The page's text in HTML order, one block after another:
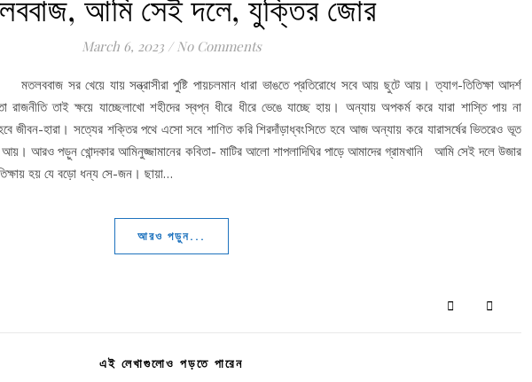
March 6, 2023 / No Comments
মতলববাজ সর খেয়ে যায় সন্ত্রাসীরা পুষ্টি পায়চলমান ধারা ভাঙতে প্রতিরোধে সবে আয় ছুটে আয়। ত্যাগ-তিতিক্ষা আদর্শ
রাজনীতি তাই ক্ষয়ে যাচ্ছেলাখো শহীদের স্বপ্ন ধীরে ধীরে ভেঙে যাচ্ছে হায়। অন্যায় অপকর্ম করে যারা শাস্তি পায় না
জীবন-হারা। সত্যের শক্তির পথে এসো সবে শাণিত করি শিরদাঁড়াধ্বংসিতে হবে আজ অন্যায় করে যারাসর্ষের ভিতরেও ভূত
আরও পড়ুন খোন্দকার আমিনুজ্জামানের কবিতা- মাটির আলো শাপলাদিঘির পাড়ে আমাদের গ্রামখানি আমি সেই দলে উজার
হয় যে বড়ো ধন্য সে-জন। ছায়া…
আরও পড়ুন...
এই লেখাগুলোও পড়তে পারেন